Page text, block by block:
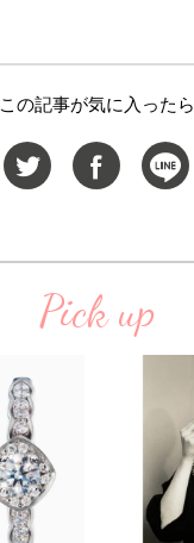
この記事が気に入ったら
Pick up